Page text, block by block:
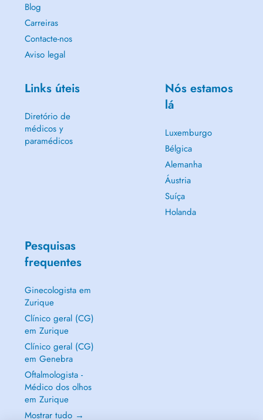
Blog
Carreiras
Contacte-nos
Aviso legal
Links úteis
Diretório de
médicos y
paramédicos
Nós estamos
lá
Luxemburgo
Bélgica
Alemanha
Áustria
Suíça
Holanda
Pesquisas
frequentes
Ginecologista em
Zurique
Clínico geral (CG)
em Zurique
Clínico geral (CG)
em Genebra
Oftalmologista -
Médico dos olhos
em Zurique
Mostrar tudo →